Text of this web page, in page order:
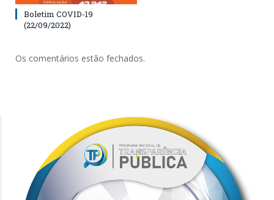
Boletim COVID-19
(22/09/2022)
Os comentários estão fechados.